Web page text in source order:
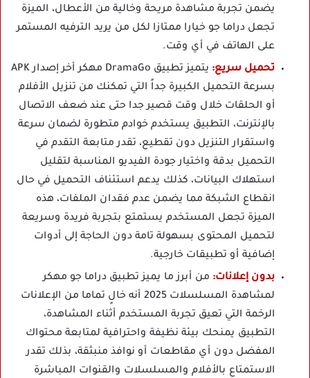
يضمن تجربة مشاهدة مريحة وخالية من الأعطال، الميزة
تجعل دراما جو خيارا ممتازا لكل من يريد الترفيه المستمر
على الهاتف في أي وقت.
تحميل سريع:
يتميز تطبيق DramaGo مهكر أخر إصدار APK
بسرعة التحميل الكبيرة جداً التي تمكنك من تنزيل الأفلام
أو الحلقات خلال وقت قصير جدا حتى عند ضعف الاتصال
بالإنترنت، التطبيق يستخدم خوادم متطورة لضمان سرعة
واستقرار التنزيل دون تقطيع، تقدر متابعة التقدم في
التحميل بدقة واختيار جودة الفيديو المناسبة لتقليل
استهلاك البيانات، كذلك يدعم استئناف التحميل في حال
انقطاع الشبكة مما يضمن عدم فقدان الملفات، هذه
الميزة تجعل المستخدم يستمتع بتجربة فريدة وسريعة
لتحميل المحتوى بسهولة تامة دون الحاجة إلى أدوات
إضافية أو تطبيقات خارجية.
بدون إعلانات: من أبرز ما يميز تطبيق دراما جو مهكر
لمشاهدة المسلسلات 2025 أنه خالٍ تماما من الإعلانات
الرخمة التي تعيق تجربة المستخدم أثناء المشاهدة،
التطبيق يمنحك بيئة نظيفة واحترافية لمتابعة محتواك
المفضل دون أي مقاطعات أو نوافذ منبثقة، بذلك تقدر
الاستمتاع بالأفلام والمسلسلات والقنوات المباشرة